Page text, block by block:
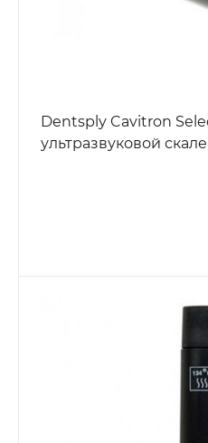
Dentsply Cavitron
ультразвуковой